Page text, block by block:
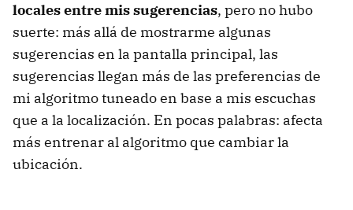
locales entre mis sugerencias, pero no hubo
suerte: más allá de mostrarme algunas
sugerencias en la pantalla principal, las
sugerencias llegan más de las preferencias de
mi algoritmo tuneado en base a mis escuchas
que a la localización. En pocas palabras: afecta
más entrenar al algoritmo que cambiar la
ubicación.